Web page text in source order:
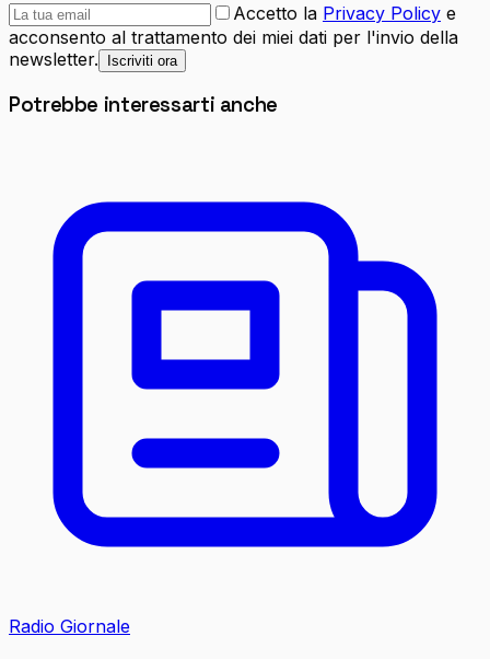
Accetto la Privacy Policy e
acconsento al trattamento dei miei dati per l'invio della
newsletter.
Iscriviti ora
Potrebbe interessarti anche
Radio Giornale